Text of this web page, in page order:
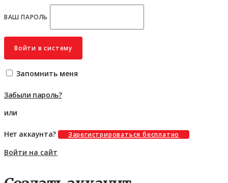
ВАШ ПАРОЛЬ
Войти в систему
Запомнить меня
Забыли пароль?
или
Нет аккаунта? Зарегистрироваться бесплатно
Войти на сайт